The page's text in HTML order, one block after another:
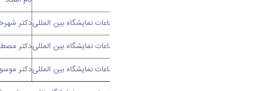
سالن اجتماعات نمایشگاه بین المللیدکتر
سالن اجتماعات نمایشگاه بین المللیدکتر
سالن اجتماعات نمایشگاه بین المللیدکتر